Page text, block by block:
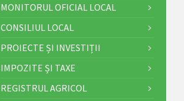
MONITORUL OFICIAL LOCAL
CONSILIUL LOCAL
PROIECTE ȘI INVESTIȚII
IMPOZITE ȘI TAXE
REGISTRUL AGRICOL